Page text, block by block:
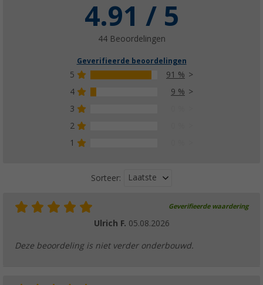
4.91 / 5
44 Beoordelingen
Geverifieerde beoordelingen
5
91 %
4
9 %
3
2
1
Sorteer: Laatste
Geverifieerde waardering
Ulrich F. 05.08.2026
Deze beoordeling is niet verder onderbouwd.